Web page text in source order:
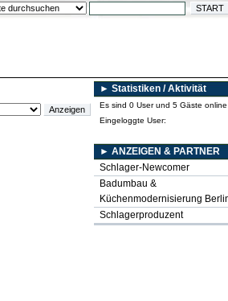
► Statistiken / Aktivität
Es sind 0 User und 5 Gäste online
Eingeloggte User:
► ANZEIGEN & PARTNER
Schlager-Newcomer
Badumbau &
Küchenmodernisierung
Schlagerproduzent